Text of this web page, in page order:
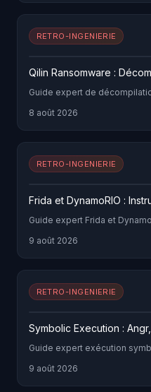
RETRO-INGENIERIE
Qilin Ransomware :
Guide expert de
8 août 2026
RETRO-INGENIERIE
Frida et DynamoRIO :
Guide expert Frida et
9 août 2026
RETRO-INGENIERIE
Symbolic Execution :
Guide expert exécution
9 août 2026